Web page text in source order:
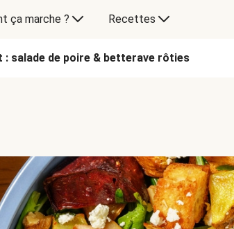
ça marche ? Recettes
: salade de poire & betterave rôties